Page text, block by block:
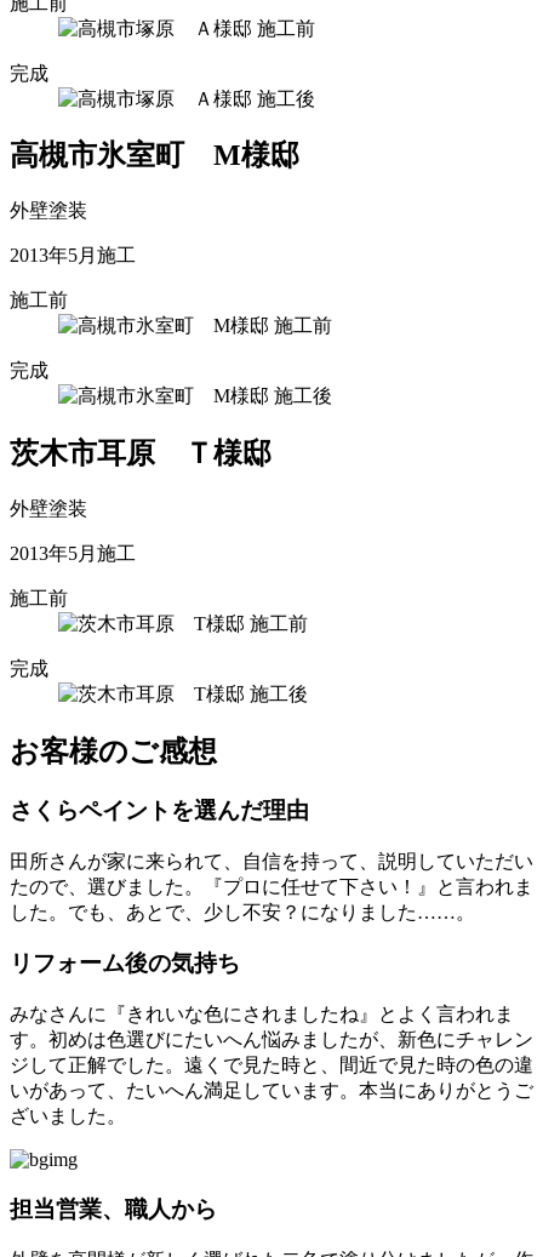
完成
高槻市氷室町 М様邸
外壁塗装
2013年5月施工
施工前
完成
茨木市耳原 Ｔ様邸
外壁塗装
2013年5月施工
施工前
完成
お客様のご感想
さくらペイントを選んだ理由
田所さんが家に来られて、自信を持って、説明していただい
たので、選びました。『プロに任せて下さい！』と言われま
した。でも、あとで、少し不安？になりました……。
リフォーム後の気持ち
みなさんに『きれいな色にされましたね』とよく言われま
す。初めは色選びにたいへん悩みましたが、新色にチャレン
ジして正解でした。遠くで見た時と、間近で見た時の色の違
いがあって、たいへん満足しています。本当にありがとうご
ざいました。
担当営業、職人から